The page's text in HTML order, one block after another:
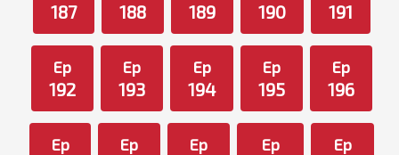
187 188 189 190 191
Ep
192
Ep
193
Ep
194
Ep
195
Ep
196
Ep Ep Ep Ep Ep